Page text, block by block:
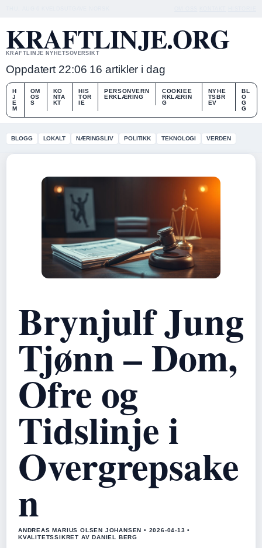
KRAFTLINJE.ORG
KRAFTLINJE NYHETSOVERSIKT
Oppdatert 22:06 16 artikler i dag
H
J
E
M
OM
OS
S
KO
NTA
KT
HIS
TOR
IE
PERSONVERN
ERKLÆRING
COOKIEE
RKLÆRIN
G
NYHE
TSBR
EV
BL
O
G
G
BLOGG LOKALT NÆRINGSLIV POLITIKK TEKNOLOGI VERDEN
Brynjulf Jung
Tjønn – Dom,
Ofre og
Tidslinje i
Overgrepsake
n
ANDREAS MARIUS OLSEN JOHANSEN • 2026-04-13 •
KVALITETSSIKRET AV DANIEL BERG